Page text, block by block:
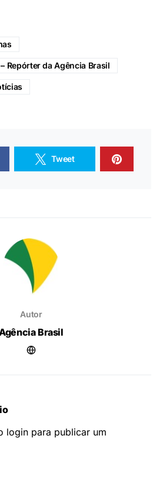
Repórter da Agência Brasil
Tweet
Autor
Brasil
login para publicar um